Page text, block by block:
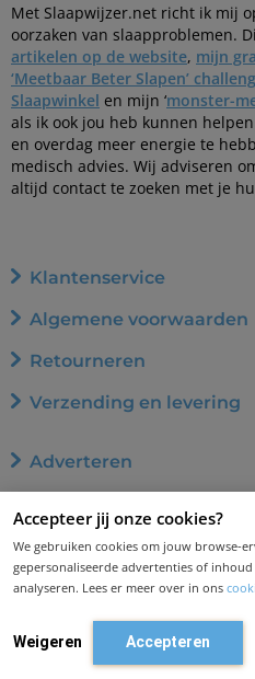
Accepteer jij onze cookies?
We gebruiken cookies om jouw browse-
gepersonaliseerde advertenties of
analyseren. Lees er meer over in ons
Weigeren Accepteren
Met Slaapwijzer.net richt ik mij
oorzaken van slaapproblemen.
artikelen op de website, mijn
‘Meetbaar Beter Slapen’
Slaapwinkel en mijn ‘monster-
als ik ook jou heb kunnen
en overdag meer energie te
medisch advies. Wij adviseren
altijd contact te zoeken met je
Klantenservice
Algemene voorwaarden
Retourneren
Verzending en levering
Adverteren
Privacybeleid
Cookiebeleid
Disclaimer en
Contact